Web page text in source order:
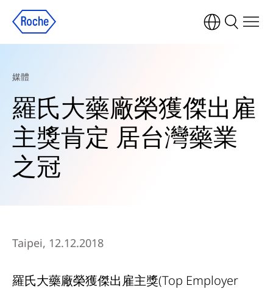
媒體
羅氏大藥廠榮獲傑出雇
主獎肯定 居台灣藥業
之冠
Taipei, 12.12.2018
羅氏大藥廠榮獲傑出雇主獎(Top Employer